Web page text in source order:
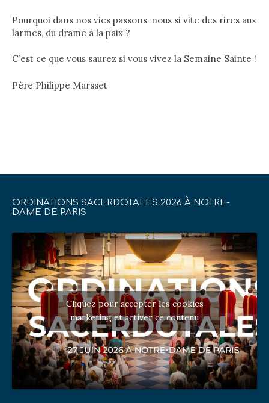
Pourquoi dans nos vies passons-nous si vite des rires aux
larmes, du drame à la paix ?
C’est ce que vous saurez si vous vivez la Semaine Sainte !
Père Philippe Marsset
ORDINATIONS SACERDOTALES 2026 À NOTRE-
DAME DE PARIS
Cliquez pour accepter les cookies
marketing et activer ce contenu